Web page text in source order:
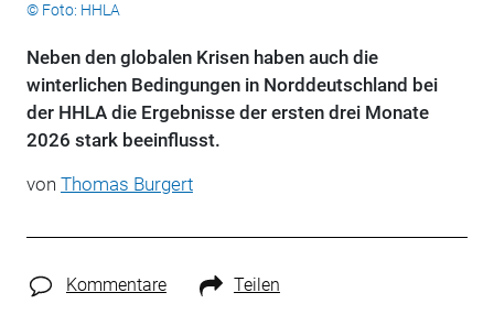
© Foto: HHLA
Neben den globalen Krisen haben auch die
winterlichen Bedingungen in Norddeutschland bei
der HHLA die Ergebnisse der ersten drei Monate
2026 stark beeinflusst.
von Thomas Burgert
Kommentare Teilen